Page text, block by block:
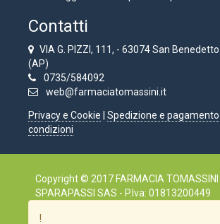
Contatti
VIA G. PIZZI, 111, - 63074 San
(AP)
0735/584092
web@farmaciatomassini.it
Privacy e Cookie Spedizione e pagamento
condizioni
Copyright © 2017 FARMACIA TOMASSINI
SPARAPASSI SAS - P.Iva: 01813200449
!